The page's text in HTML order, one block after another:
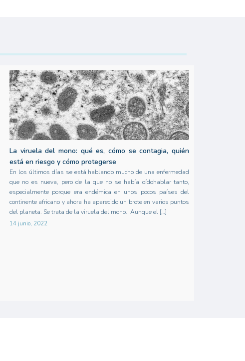
La viruela del mono: qué es, cómo se contagia, quién
está en riesgo y cómo protegerse
En los últimos días se está hablando mucho de una enfermedad
que no es nueva, pero de la que no se había oídohablar tanto,
especialmente porque era endémica en unos pocos países del
continente africano y ahora ha aparecido un brote en varios puntos
del planeta. Se trata de la viruela del mono. Aunque el […]
14 junio, 2022